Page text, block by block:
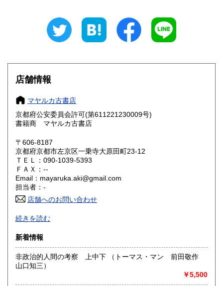
185円 三重県
大阪府
奈良県
鳥取県 185円 島根県
岡山県
山口県 185円
香川県 185円
高知県 185円
佐賀県
熊本県 185円 大分県 185円
宮崎県
店舗情報
マヤルカ古書店
京都府公安委員会許可(第611221230009号)
書籍商 マヤルカ古書店
〒606-8187
京都府京都市左京区一乗寺大原田町23-12
ＴＥＬ：090-1039-5393
ＦＡＸ：--
Email：mayaruka.aki@gmail.com
担当者：-
店舗へのお問い合わせ
京都・一乗寺にて営業中です。
沿線名：叡山電鉄
最寄駅：一乗寺駅
営業時間：11時～18時
定休日：火
続きを読む
新着情報
非政治的人間の考察 上中下 （トーマス・マン 前田敬作
山口知三）
￥5,500